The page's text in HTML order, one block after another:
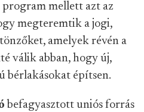
program mellett azt az
megteremtik a jogi,
amelyek révén a
válik abban, hogy új,
bérlakásokat építsen.
befagyasztott uniós forrás